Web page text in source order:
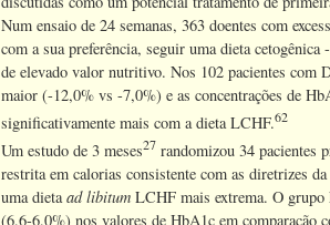
Num ensaio de 24 semanas, 363 doentes com
com a sua preferência, seguir uma dieta
de elevado valor nutritivo. Nos 102 pacientes com
maior (-12,0% vs -7,0%) e as concentrações de
significativamente mais com a dieta LCHF.62
Um estudo de 3 meses27 randomizou 34 pacientes
restrita em calorias consistente com as diretrizes
uma dieta ad libitum LCHF mais extrema. O
(6,6-6,0%) nos valores de HbA1c em comparação